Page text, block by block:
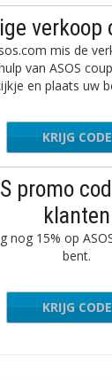
verkoop
mis de
van ASOS
en plaats uw
KRIJG CODE
promo
klanten
nog 15% op
bent.
KRIJG CODE